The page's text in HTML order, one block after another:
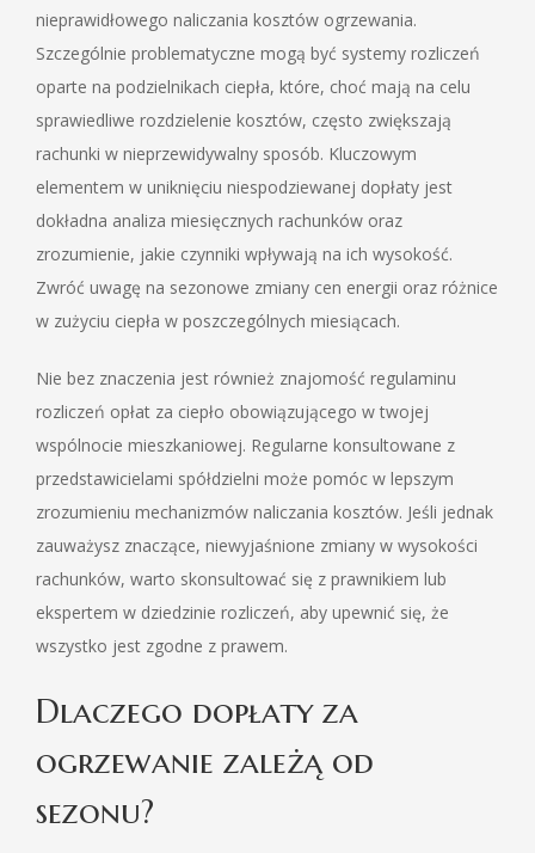
nieprawidłowego naliczania kosztów ogrzewania.
Szczególnie problematyczne mogą być systemy rozliczeń
oparte na podzielnikach ciepła, które, choć mają na celu
sprawiedliwe rozdzielenie kosztów, często zwiększają
rachunki w nieprzewidywalny sposób. Kluczowym
elementem w uniknięciu niespodziewanej dopłaty jest
dokładna analiza miesięcznych rachunków oraz
zrozumienie, jakie czynniki wpływają na ich wysokość.
Zwróć uwagę na sezonowe zmiany cen energii oraz różnice
w zużyciu ciepła w poszczególnych miesiącach.
Nie bez znaczenia jest również znajomość regulaminu
rozliczeń opłat za ciepło obowiązującego w twojej
wspólnocie mieszkaniowej. Regularne konsultowane z
przedstawicielami spółdzielni może pomóc w lepszym
zrozumieniu mechanizmów naliczania kosztów. Jeśli jednak
zauważysz znaczące, niewyjaśnione zmiany w wysokości
rachunków, warto skonsultować się z prawnikiem lub
ekspertem w dziedzinie rozliczeń, aby upewnić się, że
wszystko jest zgodne z prawem.
Dlaczego dopłaty za
ogrzewanie zależą od
sezonu?